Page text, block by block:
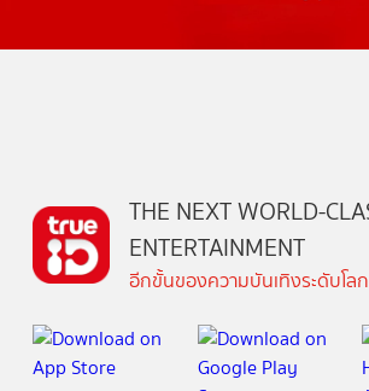
THE NEXT WORLD-
ENTERTAINMENT
อีกขั้นของความบันเทิงระดับโล